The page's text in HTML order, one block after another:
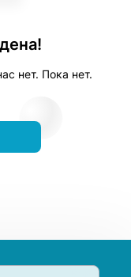
нет. Пока нет.